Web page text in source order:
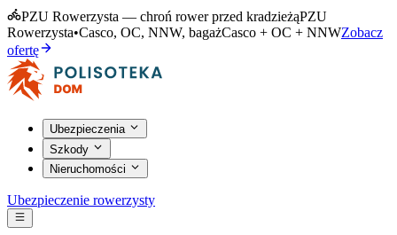
PZU Rowerzysta — chroń rower przed kradzieżąPZU
Rowerzysta•Casco, OC, NNW, bagażCasco + OC + NNWZobacz
ofertę
Ubezpieczenia
Szkody
Nieruchomości
Ubezpieczenie rowerzysty